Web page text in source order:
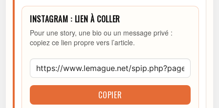
INSTAGRAM : LIEN À COLLER
Pour une story, une bio ou un message privé :
copiez ce lien propre vers l’article.
COPIER